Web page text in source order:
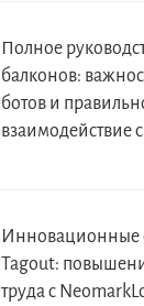
Полное
балконов:
ботов и
взаимодействие
Инновационные
Tagout:
труда с